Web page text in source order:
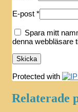
E-post *
Spara mitt
denna webbläsare
Protected with
Relaterade